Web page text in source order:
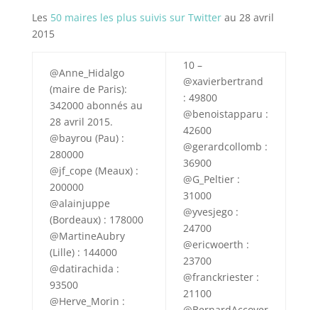
Les 50 maires les plus suivis sur Twitterau 28 avril
2015
@Anne_Hidalgo
(maire de Paris):
342000 abonnés au
28 avril 2015.
@bayrou (Pau) :
280000
@jf_cope (Meaux) :
200000
@alainjuppe
(Bordeaux) : 178000
@MartineAubry
(Lille) : 144000
@datirachida :
93500
@Herve_Morin :
10 –
@xavierbertrand
: 49800
@benoistapparu :
42600
@gerardcollomb :
36900
@G_Peltier :
31000
@yvesjego :
24700
@ericwoerth :
23700
@franckriester :
21100